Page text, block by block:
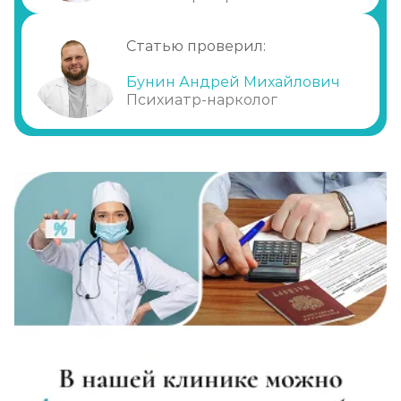
Лечение хронического алкоголизма
от 2 500 ₽
Диагностика алкоголизма
от 750 ₽ Записаться
Лечение похмелья
от 1 100 ₽ Записаться
Экстренное вытрезвление
от 1 450 ₽ Записаться
от 1 450 ₽
Статью проверил:
Бунин Андрей Михайлович
Психиатр-нарколог